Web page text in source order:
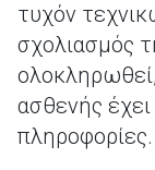
τυχόν
σχολιασμός
ασθενής
πληροφορίες.